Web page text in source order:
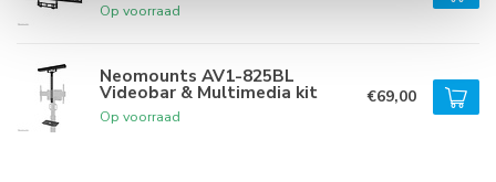
Op voorraad
Neomounts AV1-825BL
Videobar & Multimedia kit
Op voorraad
€69,00